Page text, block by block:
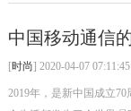
中国移动通信
[时尚] 2020-04-07
2019年，是新中国成立